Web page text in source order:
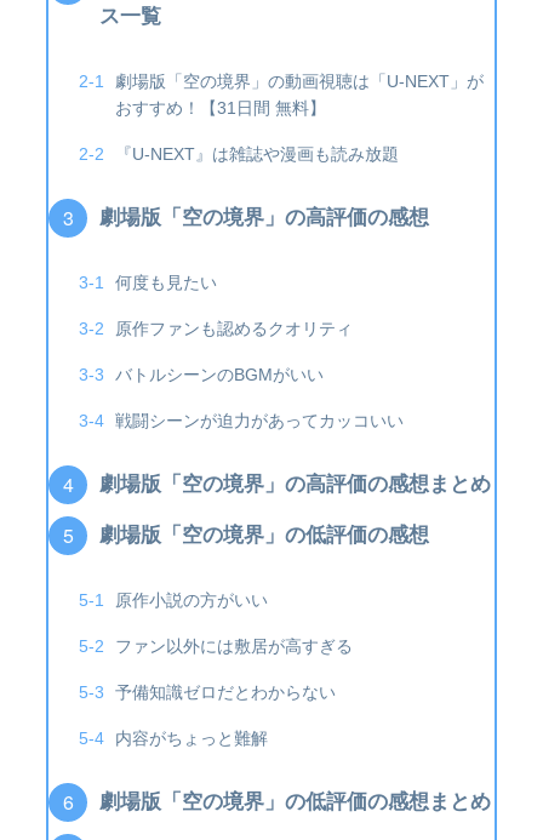
ス一覧
劇場版「空の境界」の動画視聴は「U-NEXT」が
おすすめ！【31日間 無料】
『U-NEXT』は雑誌や漫画も読み放題
劇場版「空の境界」の高評価の感想
何度も見たい
原作ファンも認めるクオリティ
バトルシーンのBGMがいい
戦闘シーンが迫力があってカッコいい
劇場版「空の境界」の高評価の感想まとめ
劇場版「空の境界」の低評価の感想
原作小説の方がいい
ファン以外には敷居が高すぎる
予備知識ゼロだとわからない
内容がちょっと難解
劇場版「空の境界」の低評価の感想まとめ